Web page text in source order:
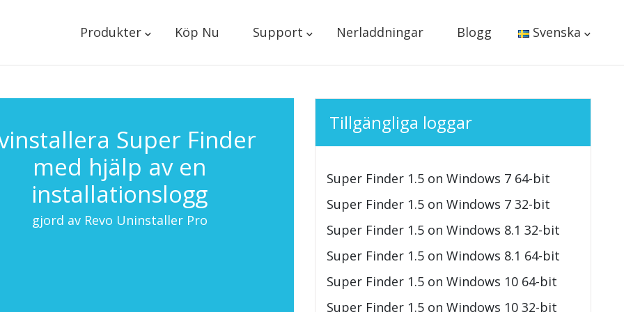
Produkter Köp Nu Support Nerladdningar Blogg Svenska
Super Finder
med hjälp av en
installationslogg
gjord av Revo Uninstaller Pro
Tillgängliga loggar
Super Finder 1.5 on Windows 7 64-bit
Super Finder 1.5 on Windows 7 32-bit
Super Finder 1.5 on Windows 8.1 32-bit
Super Finder 1.5 on Windows 8.1 64-bit
Super Finder 1.5 on Windows 10 64-bit
Super Finder 1.5 on Windows 10 32-bit